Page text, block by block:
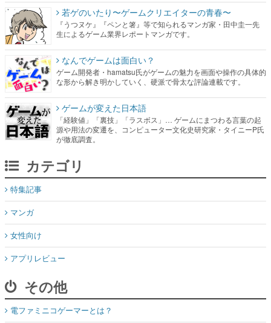
若ゲのいたり〜ゲームクリエイターの青春〜
『うつヌケ』『ペンと箸』等で知られるマンガ家・田中圭一先
生によるゲーム業界レポートマンガです。
なんでゲームは面白い？
ゲーム開発者・hamatsu氏がゲームの魅力を画面や操作の具体的
な形から解き明かしていく、硬派で骨太な評論連載です。
ゲームが変えた日本語
「経験値」「裏技」「ラスボス」… ゲームにまつわる言葉の起
源や用法の変遷を、コンピューター文化史研究家・タイニーP氏
が徹底調査。
カテゴリ
特集記事
マンガ
女性向け
アプリレビュー
その他
電ファミニコゲーマーとは？